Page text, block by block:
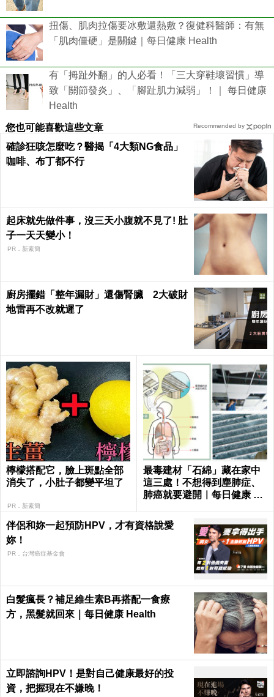
扭傷、肌肉拉傷要冰敷還熱敷？復健科醫師：有無
「肌肉僵硬」是關鍵｜每日健康 Health
有「拇趾外翻」的人必看！「三大穿鞋壞習慣」導
致「關節發炎」、「腳趾肌力減弱」！｜ 每日健康
Health
您也可能喜歡這些文章
確診狂咳怎麼吃？醫揭「4大類NG食品」
咖啡、布丁都不行
起床就先做件事，沒三天小腹就不見了! 肚
子一天天變小！
PR．新素簡
廚房擺錯「整年漏財」還傷腎臟 2大破財
地雷再不改就遲了
檸檬搭配它，臉上斑點全部
消失了，小肚子都變平坦了
PR．新素簡
最毒建材「石綿」藏在家中
這三處！不想得到塵肺症、
肺癌就要避開｜每日健康 He
伴侶和妳一起預防HPV，才有資格說愛
妳！
PR．台灣癌症基金會
白髮瘋長？補足維生素B再搭配一食療
方，黑髮就回來｜每日健康 Health
立即諮詢HPV！是對自己健康最好的投
資，把握現在不嫌晚！
Recommended by